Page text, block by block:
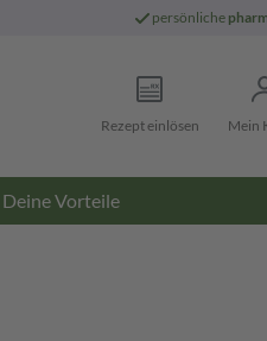
persönliche
Rezept einlösen Mein
Deine Vorteile